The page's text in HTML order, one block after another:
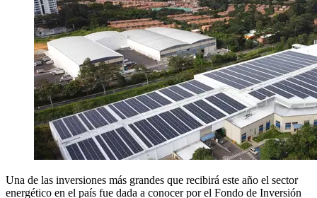
Una de las inversiones más grandes que recibirá este año el sector
energético en el país fue dada a conocer por el Fondo de Inversión